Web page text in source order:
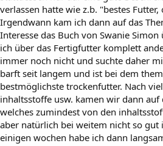
verlassen hatte wie z.b. "bestes
Irgendwann kam ich dann auf das
Interesse das Buch von Swanie
ich über das Fertigfutter komplett
immer noch nicht und suchte daher
barft seit langem und ist bei dem
bestmöglichste trockenfutter. Nach
inhaltsstoffe usw. kamen wir dann
welches zumindest von den
aber natürlich bei weitem nicht so gut
einigen wochen habe ich dann